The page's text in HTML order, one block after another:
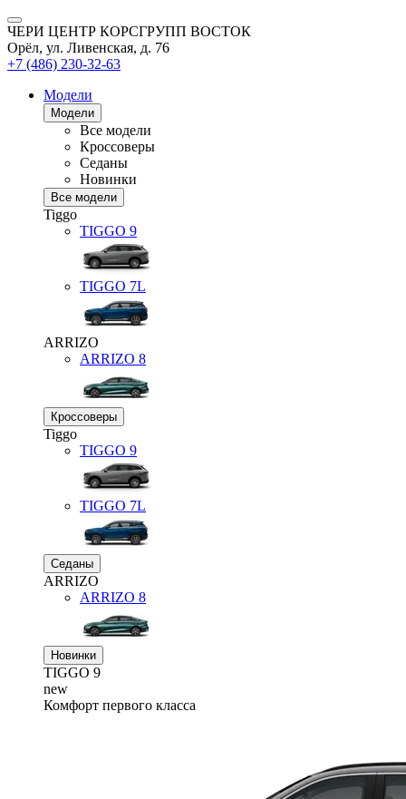
ЧЕРИ ЦЕНТР КОРСГРУПП ВОСТОК
Орёл, ул. Ливенская, д. 76
+7 (486) 230-32-63
Модели
Модели
Все модели
Кроссоверы
Седаны
Новинки
Все модели
Tiggo
TIGGO 9
TIGGO 7L
ARRIZO
ARRIZO 8
Кроссоверы
Tiggo
TIGGO 9
TIGGO 7L
Седаны
ARRIZO
ARRIZO 8
Новинки
TIGGO 9
new
Комфорт первого класса